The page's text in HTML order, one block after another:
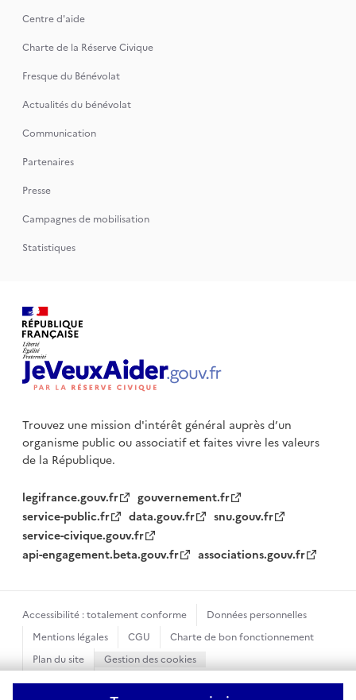
Centre d'aide
Charte de la Réserve Civique
Fresque du Bénévolat
Actualités du bénévolat
Communication
Partenaires
Presse
Campagnes de mobilisation
Statistiques
Trouvez une mission d'intérêt général auprès d’un
organisme publicou associatif et faites vivre les valeurs
de la République.
legifrance.gouv.fr
gouvernement.fr
service-public.fr
data.gouv.fr
snu.gouv.fr
service-civique.gouv.fr
api-engagement.beta.gouv.fr
associations.gouv.fr
Accessibilité : totalement conforme
Données personnelles
Mentions légales
CGU
Charte de bon fonctionnement
Plan du site
Gestion des cookies